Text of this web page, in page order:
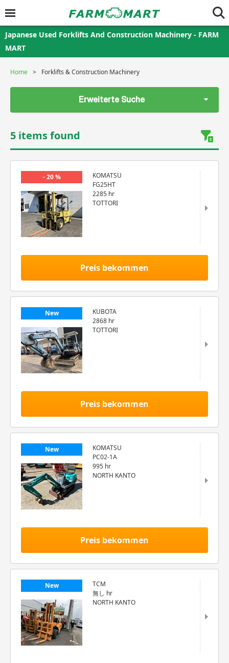
Japanese Used Forklifts And Construction Machinery - FARM
MART
Home Forklifts & Construction Machinery
Erweiterte Suche
5 items found
- 20 %
KOMATSU
FG25HT
2285 hr
TOTTORI
Preis bekommen
New
KUBOTA
2868 hr
TOTTORI
Preis bekommen
New
KOMATSU
PC02-1A
995 hr
NORTH KANTO
Preis bekommen
New
TCM
無し hr
NORTH KANTO